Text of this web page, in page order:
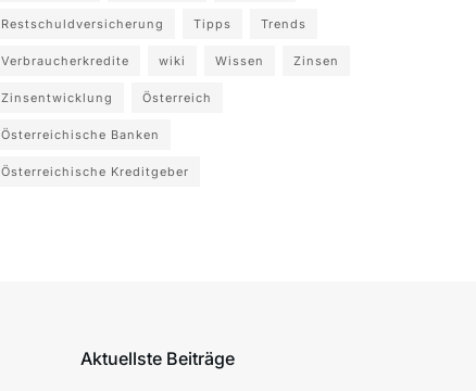
Restschuldversicherung Tipps Trends
Verbraucherkredite wiki Wissen Zinsen
Zinsentwicklung Österreich
Österreichische Banken
Österreichische Kreditgeber
Aktuellste Beiträge